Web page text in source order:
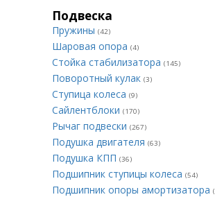
Подвеска
Пружины (42)
Шаровая опора (4)
Стойка стабилизатора (145)
Поворотный кулак (3)
Ступица колеса (9)
Сайлентблоки (170)
Рычаг подвески (267)
Подушка двигателя (63)
Подушка КПП (36)
Подшипник ступицы колеса (54)
Подшипник опоры амортизатора